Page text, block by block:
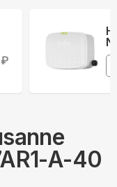
₽
A-40